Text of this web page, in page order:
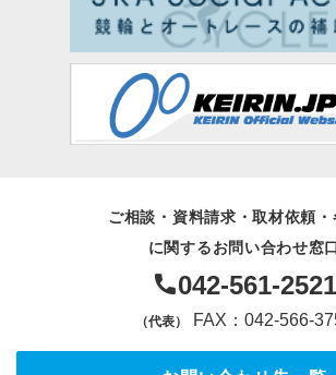
ご相談・資料請求・取材依頼・
に関するお問い合わせ窓口
042-561-2521
（代表） FAX：042-566-